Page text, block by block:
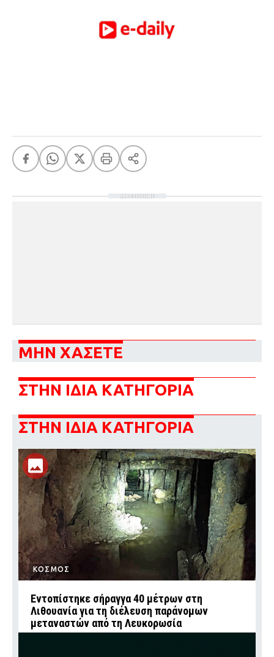
ΔΙΑΦΗΜΙΣΗ
ΜΗΝ ΧΑΣΕΤΕ
ΣΤΗΝ ΙΔΙΑ ΚΑΤΗΓΟΡΙΑ
ΣΤΗΝ ΙΔΙΑ ΚΑΤΗΓΟΡΙΑ
ΚΟΣΜΟΣ
Εντοπίστηκε σήραγγα 40 μέτρων στη
Λιθουανία για τη διέλευση παράνομων
μεταναστών από τη Λευκορωσία